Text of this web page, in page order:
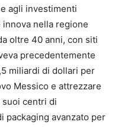
agli investimenti
nella regione
oltre 40 anni, con siti
precedentemente
miliardi di dollari per
Messico e attrezzare
suoi centri di
packaging avanzato per